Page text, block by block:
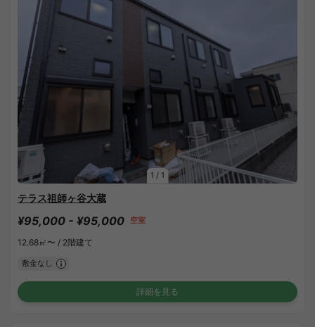
1 / 1
テラス祖師ヶ谷大蔵
¥95,000 - ¥95,000 空室
12.68㎡〜 / 2階建て
敷金なし
詳細を見る